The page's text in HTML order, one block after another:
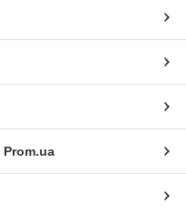
Prom.ua